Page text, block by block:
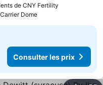
de CNY Fertility
Dome
Consulter les prix